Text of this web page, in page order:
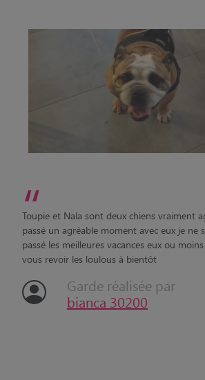
“
Toupie et Nala sont deux chiens vraiment
passé un agréable moment avec eux je ne
passé les meilleures vacances eux ou
vous revoir les loulous à bientôt
Garde réalisée par
bianca 30200